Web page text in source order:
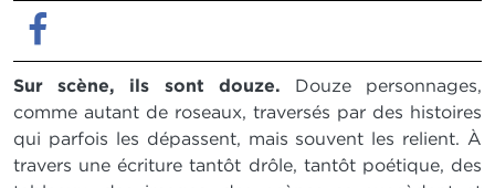
Sur scène, ils sont douze. Douze personnages,
comme autant de roseaux, traversés par des histoires
qui parfois les dépassent, mais souvent les relient. À
travers une écriture tantôt drôle, tantôt poétique, des